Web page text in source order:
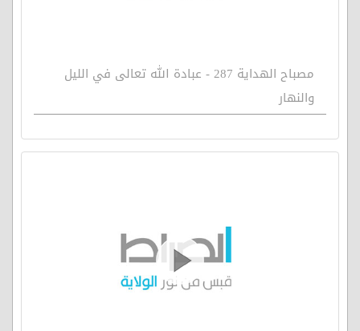
مصباح الهداية 287 - عبادة الله تعالى في الليل
والنهار